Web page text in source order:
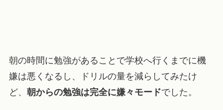
朝の時間に勉強があることで学校へ行くまでに機
嫌は悪くなるし、ドリルの量を減らしてみたけ
ど、 朝からの勉強は完全に嫌々モードでした。